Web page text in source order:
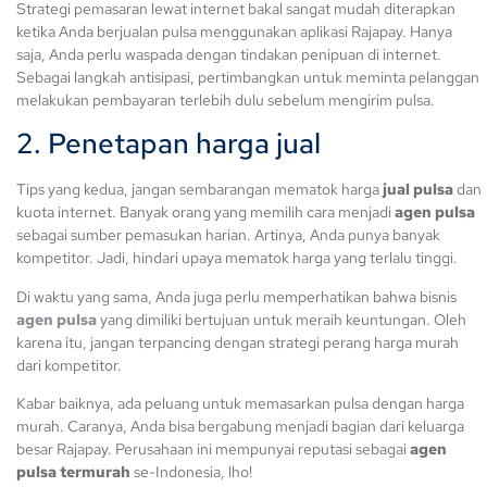
Strategi pemasaran lewat internet bakal sangat mudah diterapkan
ketika Anda berjualan pulsa menggunakan aplikasi Rajapay. Hanya
saja, Anda perlu waspada dengan tindakan penipuan di internet.
Sebagai langkah antisipasi, pertimbangkan untuk meminta pelanggan
melakukan pembayaran terlebih dulu sebelum mengirim pulsa.
2. Penetapan harga jual
Tips yang kedua, jangan sembarangan mematok hargajual pulsadan
kuota internet. Banyak orang yang memilih cara menjadi agen pulsa
sebagai sumber pemasukan harian. Artinya, Anda punya banyak
kompetitor. Jadi, hindari upaya mematok harga yang terlalu tinggi.
Di waktu yang sama, Anda juga perlu memperhatikan bahwa bisnis
agen pulsayang dimiliki bertujuan untuk meraih keuntungan. Oleh
karena itu, jangan terpancing dengan strategi perang harga murah
dari kompetitor.
Kabar baiknya, ada peluang untuk memasarkan pulsa dengan harga
murah. Caranya, Anda bisa bergabung menjadi bagian dari keluarga
besar Rajapay. Perusahaan ini mempunyai reputasi sebagai agen
pulsa termurah se-Indonesia, lho!